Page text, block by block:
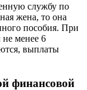
службу по
жена, то она
пособия. При
менее 6
выплаты
финансовой